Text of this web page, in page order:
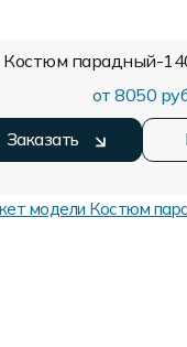
Костюм парадный-
от 8050
Заказать